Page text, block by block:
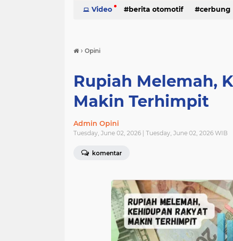
Cerpen
Video berita otomotif cerbung
› Opini
Rupiah Melemah,
Makin Terhimpit
Admin Opini
Tuesday, June 02, 2026 | Tuesday, June 02, 2026 WIB
komentar